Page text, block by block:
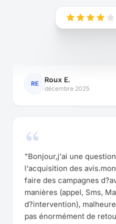
extensions?) et parler
spécialisées dans le
de leur intérêt."
"Bonjour,j'ai une
faire des campagnes
manières (appel, Sms,
d?intervention),
pas énormément de
pistes?je vous remercie